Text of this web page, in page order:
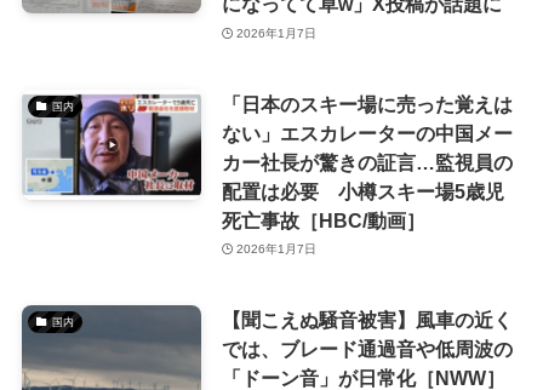
2026年1月7日
国内
「日本のスキー場に売った覚えは
ない」エスカレーターの中国メー
カー社長が驚きの証言…監視員の
配置は必要 小樽スキー場5歳児
死亡事故［HBC/動画］
2026年1月7日
国内
【聞こえぬ騒音被害】風車の近く
では、ブレード通過音や低周波の
「ドーン音」が日常化［NWW］